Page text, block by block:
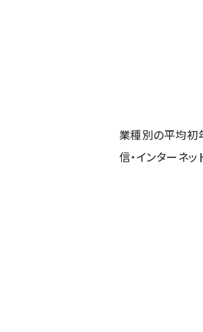
業種別の平均初
信・インターネッ